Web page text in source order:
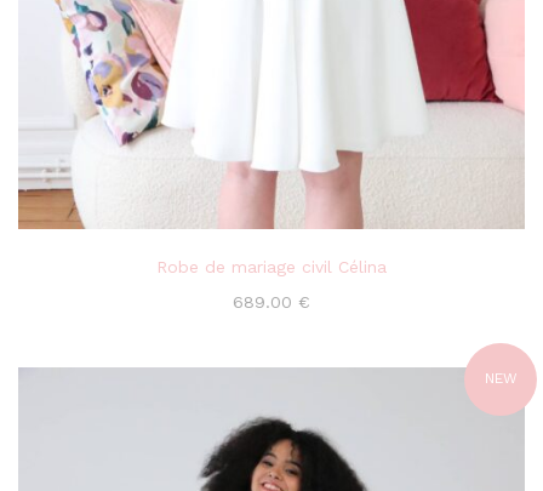
Robe de mariage civil Célina
689.00 €
NEW